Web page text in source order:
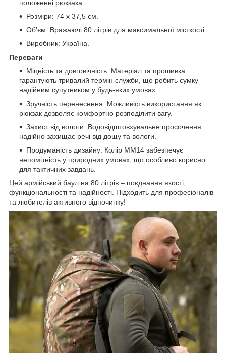
положенні рюкзака.
Розміри: 74 x 37,5 см.
Об'єм: Вражаючі 80 літрів для максимальної місткості.
Виробник: Україна.
Переваги
Міцність та довговічність: Матеріал та прошивка
гарантують тривалий термін служби, що робить сумку
надійним супутником у будь-яких умовах.
Зручність перенесення: Можливість використання як
рюкзак дозволяє комфортно розподілити вагу.
Захист від вологи: Водовідштовхувальне просочення
надійно захищає речі від дощу та вологи.
Продуманість дизайну: Колір MM14 забезпечує
непомітність у природних умовах, що особливо корисно
для тактичних завдань.
Цей армійський баул на 80 літрів – поєднання якості,
функціональності та надійності. Підходить для професіоналів
та любителів активного відпочинку!